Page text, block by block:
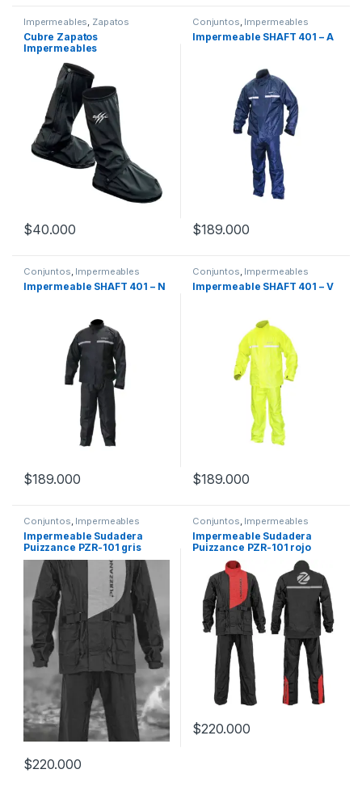
Impermeables, Zapatos
Cubre Zapatos
Impermeables
$40.000
Este producto tiene múltiples variantes. Las opciones se
Conjuntos, Impermeables
Impermeable SHAFT 401 – A
$189.000
Este producto tiene múltiples
Conjuntos, Impermeables
Impermeable SHAFT 401 – N
$189.000
Este producto tiene múltiples variantes. Las opciones se
Conjuntos, Impermeables
Impermeable SHAFT 401 – V
$189.000
Este producto tiene múltiples
Conjuntos, Impermeables
Impermeable Sudadera
Puizzance PZR-101 gris
$220.000
Este producto tiene múltiples variantes. Las opciones se
Conjuntos, Impermeables
Impermeable Sudadera
Puizzance PZR-101 rojo
$220.000
Este producto tiene múltiples